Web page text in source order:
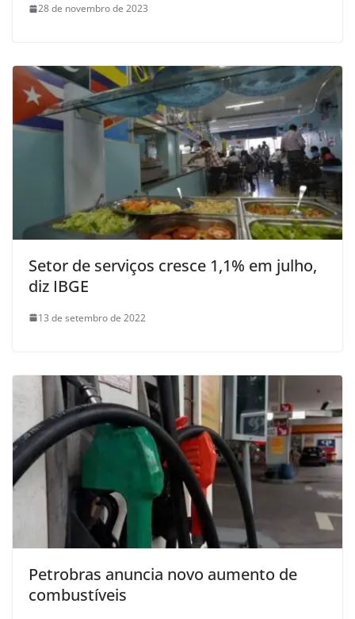
28 de novembro de 2023
Setor de serviços cresce 1,1% em julho,
diz IBGE
13 de setembro de 2022
Petrobras anuncia novo aumento de
combustíveis